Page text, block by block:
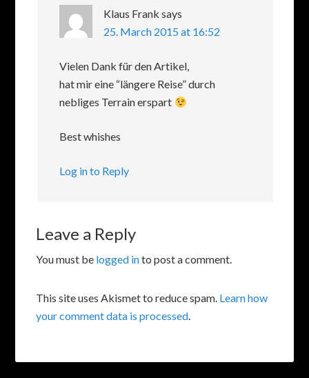
Klaus Frank says
25. March 2015 at 16:52
Vielen Dank für den Artikel,
hat mir eine “längere Reise” durch
nebliges Terrain erspart
Best whishes
Log in to Reply
Leave a Reply
You must be logged into post a comment.
This site uses Akismet to reduce spam. Learn how
your comment data is processed.